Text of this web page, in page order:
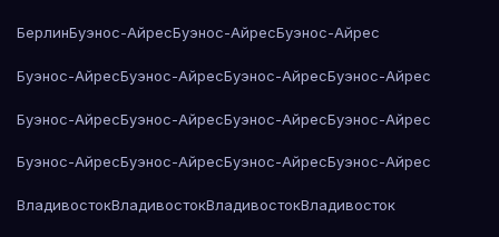
БерлинБуэнос-АйресБуэнос-АйресБуэнос-Айрес
Буэнос-АйресБуэнос-АйресБуэнос-АйресБуэнос-Айрес
Буэнос-АйресБуэнос-АйресБуэнос-АйресБуэнос-Айрес
Буэнос-АйресБуэнос-АйресБуэнос-АйресБуэнос-Айрес
ВладивостокВладивостокВладивостокВладивосток